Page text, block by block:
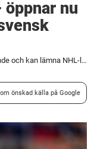
nu
Förre SHL-stjärnan rasande och kan lämna NHL-laget – öppnar nu själv för återkomst till svensk hockey
önskad källa på Google